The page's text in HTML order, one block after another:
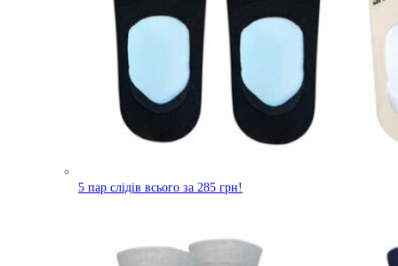
5 пар слідів всього за 285 грн!